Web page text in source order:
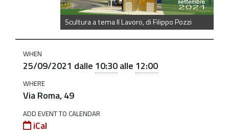
Scultura a tema Il Lavoro, di Filippo Pozzi
masetti-
inaugurazione-
scultura-
di-
filippo-
pozzi
WHEN
25/09/2021 dalle 10:30alle 12:00
WHERE
Via Roma, 49
ADD EVENT TO CALENDAR
iCal